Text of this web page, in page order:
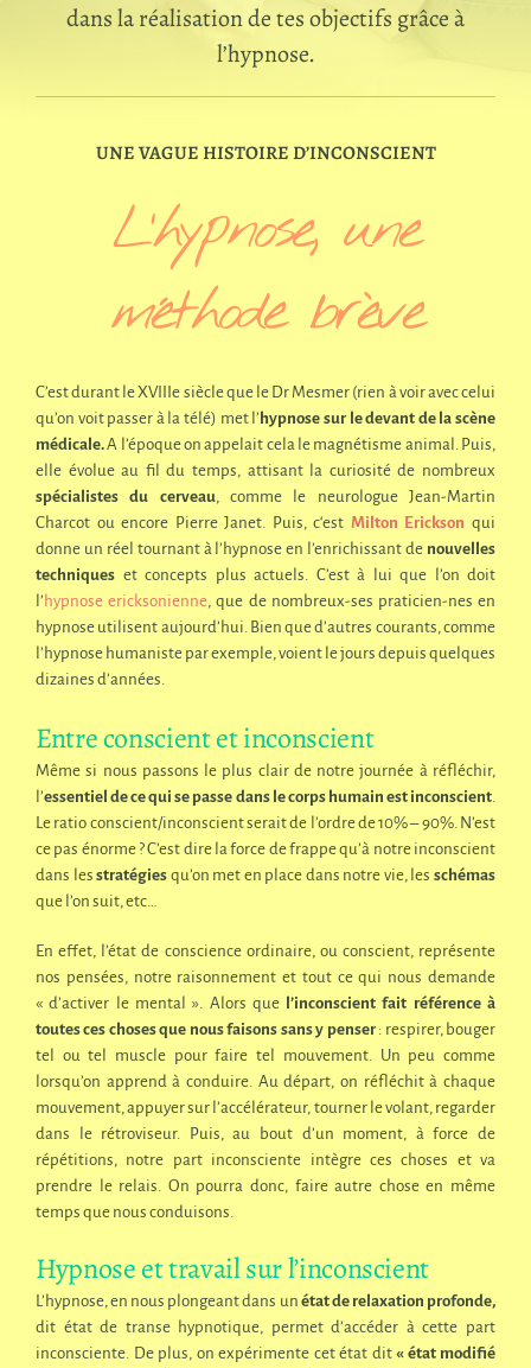
dans la réalisation de tes objectifs grâce à
l’hypnose.
UNE VAGUE HISTOIRE D’INCONSCIENT
L’hypnose, une
méthode brève
C’est durant le XVIIIe siècle que le Dr Mesmer (rien à voir avec celui
qu’on voit passer à la télé) met l’hypnose sur le devant de la scène
médicale.A l’époque on appelait cela le magnétisme animal. Puis,
elle évolue au fil du temps, attisant la curiosité de nombreux
spécialistes du cerveau, comme le neurologue Jean-Martin
Charcot ou encore Pierre Janet. Puis, c‘est Milton Erickson qui
donne un réel tournant à l’hypnose en l’enrichissant de nouvelles
techniques et concepts plus actuels. C’est à lui que l’on doit
l’hypnose ericksonienne, que de nombreux-ses praticien-nes en
hypnose utilisent aujourd’hui. Bien que d’autres courants, comme
l’hypnose humaniste par exemple, voient le jours depuis quelques
dizaines d’années.
Entre conscient et inconscient
Même si nous passons le plus clair de notre journée à réfléchir,
l’essentiel de ce qui se passe dans le corps humain est inconscient
Le ratio conscient/inconscient serait de l’ordre de 10% – 90%. N’est
ce pas énorme ? C’est dire la force de frappe qu’à notre inconscient
dans lesstratégies qu’on met en place dans notre vie, lesschémas
que l’on suit, etc…
En effet, l’état de conscience ordinaire, ou conscient, représente
nos pensées, notre raisonnement et tout ce qui nous demande
« d’activer le mental ». Alors que l’inconscient fait référence à
toutes ces choses que nous faisons sans y penser: respirer, bouger
tel ou tel muscle pour faire tel mouvement. Un peu comme
lorsqu’on apprend à conduire. Au départ, on réfléchit à chaque
mouvement, appuyer sur l’accélérateur, tourner le volant, regarder
dans le rétroviseur. Puis, au bout d’un moment, à force de
répétitions, notre part inconsciente intègre ces choses et va
prendre le relais. On pourra donc, faire autre chose en même
temps que nous conduisons.
Hypnose et travail sur l’inconscient
L’hypnose, en nous plongeant dans un état de relaxation profonde,
dit état de transe hypnotique, permet d’accéder à cette part
inconsciente. De plus, on expérimente cet état dit « état modifié